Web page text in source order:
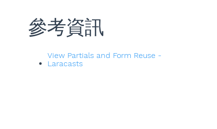
參考資訊
View Partials and Form Reuse -
Laracasts